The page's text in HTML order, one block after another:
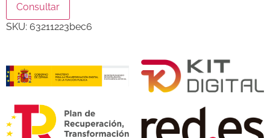
Consultar
SKU: 63211223bec6